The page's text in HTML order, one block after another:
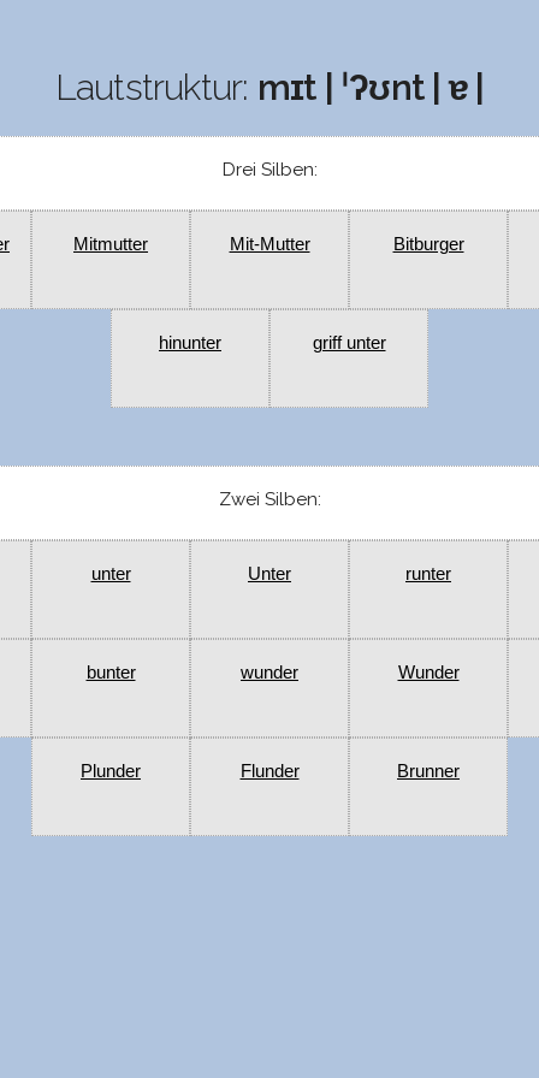
Lautstruktur: mɪt | ˈʔʊnt | ɐ |
Drei Silben:
Mitmutter Mit-Mutter Bitburger
hinunter griff unter
Zwei Silben:
unter Unter runter
bunter wunder Wunder
Plunder Flunder Brunner